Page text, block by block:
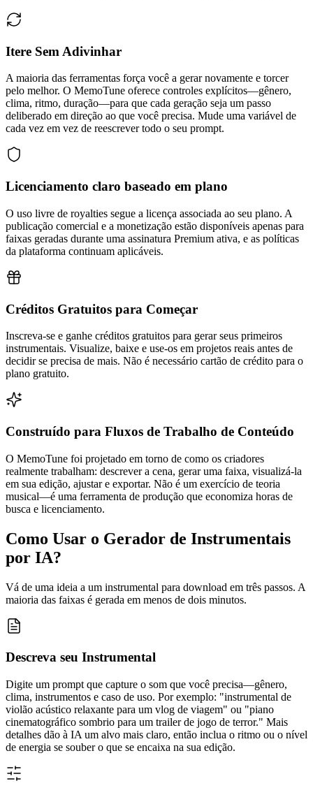
Itere Sem Adivinhar
A maioria das ferramentas força você a gerar novamente e torcer
pelo melhor. O MemoTune oferece controles explícitos—gênero,
clima, ritmo, duração—para que cada geração seja um passo
deliberado em direção ao que você precisa. Mude uma variável de
cada vez em vez de reescrever todo o seu prompt.
Licenciamento claro baseado em plano
O uso livre de royalties segue a licença associada ao seu plano. A
publicação comercial e a monetização estão disponíveis apenas para
faixas geradas durante uma assinatura Premium ativa, e as políticas
da plataforma continuam aplicáveis.
Créditos Gratuitos para Começar
Inscreva-se e ganhe créditos gratuitos para gerar seus primeiros
instrumentais. Visualize, baixe e use-os em projetos reais antes de
decidir se precisa de mais. Não é necessário cartão de crédito para o
plano gratuito.
Construído para Fluxos de Trabalho de Conteúdo
O MemoTune foi projetado em torno de como os criadores
realmente trabalham: descrever a cena, gerar uma faixa, visualizá-la
em sua edição, ajustar e exportar. Não é um exercício de teoria
musical—é uma ferramenta de produção que economiza horas de
busca e licenciamento.
Como Usar o Gerador de Instrumentais
por IA?
Vá de uma ideia a um instrumental para download em três passos. A
maioria das faixas é gerada em menos de dois minutos.
Descreva seu Instrumental
Digite um prompt que capture o som que você precisa—gênero,
clima, instrumentos e caso de uso. Por exemplo: "instrumental de
violão acústico relaxante para um vlog de viagem" ou "piano
cinematográfico sombrio para um trailer de jogo de terror." Mais
detalhes dão à IA um alvo mais claro, então inclua o ritmo ou o nível
de energia se souber o que se encaixa na sua edição.